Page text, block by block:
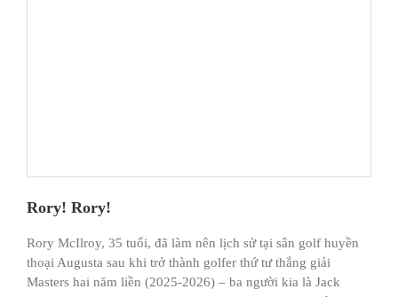
Rory! Rory!
Rory McIlroy, 35 tuổi, đã làm nên lịch sử tại sân golf huyền
thoại Augusta sau khi trở thành golfer thứ tư thắng giải
Masters hai năm liền (2025-2026) – ba người kia là Jack